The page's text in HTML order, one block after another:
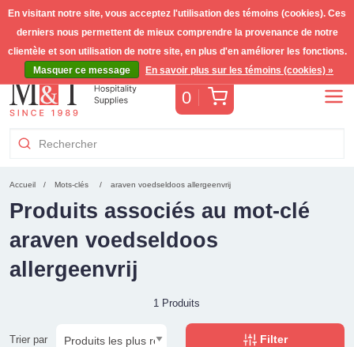
0 Panier
Accueil Mots-clés araven voedseldoos allergeenvrij
Produits associés au mot-clé
araven voedseldoos
allergeenvrij
1 Produits
Trier par Filter
En visitant notre site, vous acceptez l'utilisation des témoins (cookies). Ces
derniers nous permettent de mieux comprendre la provenance de notre
clientèle et son utilisation de notre site, en plus d'en améliorer les fonctions.
Masquer ce message
En savoir plus sur les témoins (cookies) »